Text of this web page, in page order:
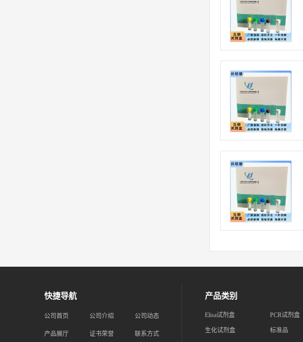
快捷导航
公司首页 公司介绍 公司动态
产品展厅 证书荣誉 联系方式
产品类别
Elisa试剂盒 PCR试剂盒
生化试剂盒 标准品